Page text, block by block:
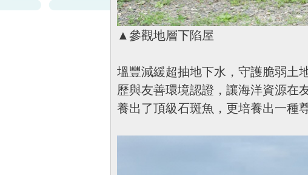
▲參觀地層下陷屋
塭豐減緩超抽地下水，守護脆弱土
歷與友善環境認證，讓海洋資源在
養出了頂級石斑魚，更培養出一種